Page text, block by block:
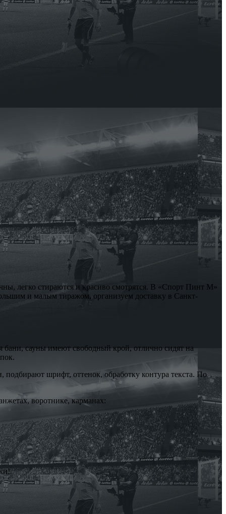
легко стираются и красиво смотрятся. В «Спорт Пинт М»
и малым тиражом, организуем доставку в Санкт-
бани, сауны имеют свободный крой, отлично сидят на
шрифт, оттенок, обработку контура текста. По
воротнике, карманах: